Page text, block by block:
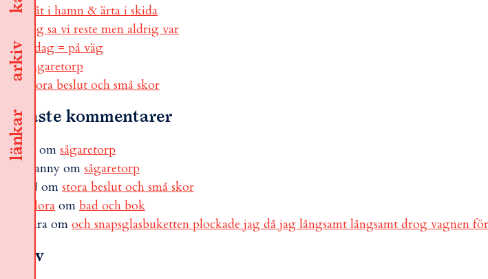
länkar
arkiv
båt i hamn & ärta i skida
jag sa vi reste men aldrig var
i dag = på väg
sågaretorp
stora beslut och små skor
Senaste kommentarer
om sågaretorp
Fanny om sågaretorp
N om stora beslut och små skor
Flora om bad och bok
sara om och snapsglasbuketten plockade jag då jag långsamt långsamt drog vagnen
Arkiv